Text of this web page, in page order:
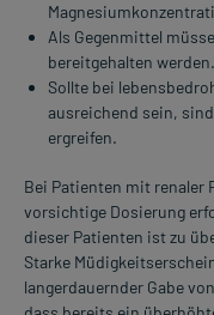
Als Gegenmittel
bereitgehalten werden.
Sollte bei
ausreichend sein,
ergreifen.
Bei Patienten mit
vorsichtige Dosierung
dieser Patienten ist zu
Starke
langerdauernder Gabe